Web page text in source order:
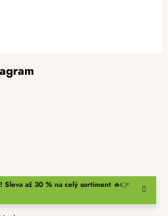
Sleva až 30 % na celý sortiment 🔥👉